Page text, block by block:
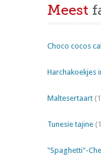
Meest
Choco cocos
Harchakoekjes
Maltesertaart
Tunesie tajine
"Spaghetti"-